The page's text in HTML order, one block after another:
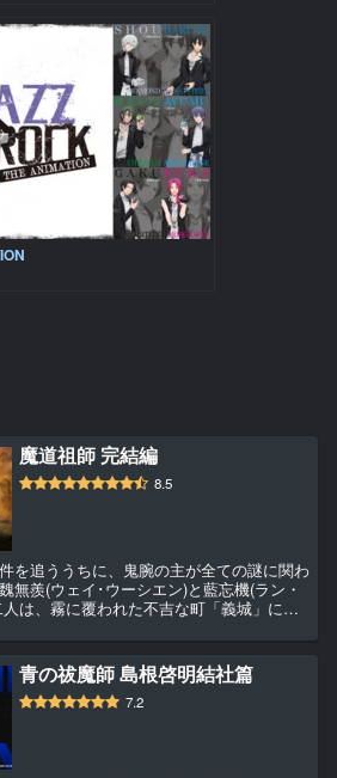
魔道祖師 完結編
8.5
を追ううちに、鬼腕の主が全ての謎に関わ
無羨(ウェイ･ウーシエン)と藍忘機(ラン・
は、霧に覆われた不吉な町「義城」にた
は、...
青の祓魔師 島根啓明結社篇
7.2